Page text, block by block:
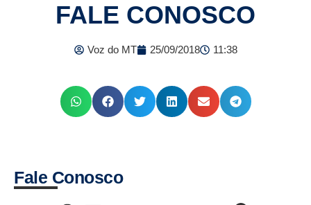
FALE CONOSCO
Voz do MT 25/09/2018 11:38
Fale Conosco